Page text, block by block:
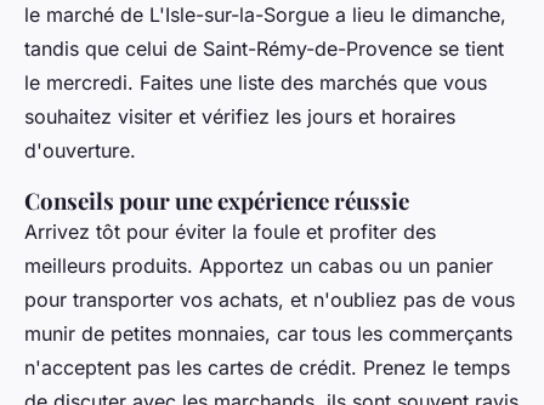
le marché de L'Isle-sur-la-Sorgue a lieu le dimanche,
tandis que celui de Saint-Rémy-de-Provence se tient
le mercredi. Faites une liste des marchés que vous
souhaitez visiter et vérifiez les jours et horaires
d'ouverture.
Conseils pour une expérience réussie
Arrivez tôt pour éviter la foule et profiter des
meilleurs produits. Apportez un cabas ou un panier
pour transporter vos achats, et n'oubliez pas de vous
munir de petites monnaies, car tous les commerçants
n'acceptent pas les cartes de crédit. Prenez le temps